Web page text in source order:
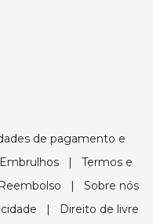
de pagamento e
Embrulhos| Termos e
| Sobre nós
|
Direito de livre